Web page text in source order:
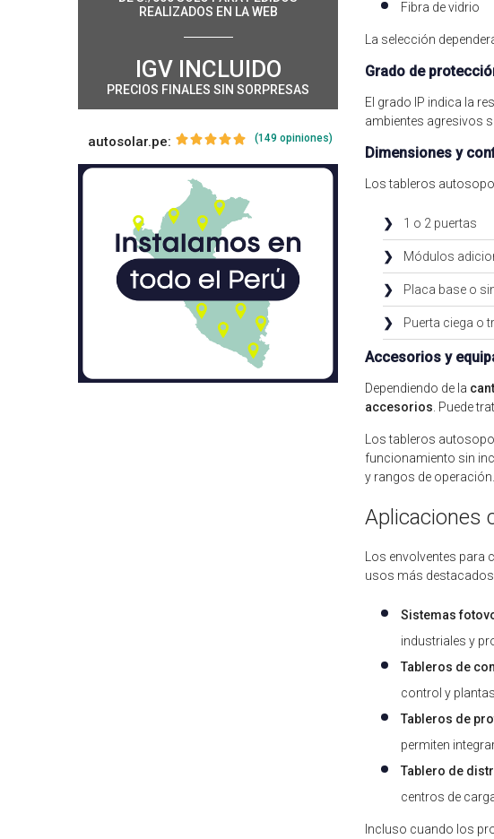
REALIZADOS EN LA WEB
IGV INCLUIDO
PRECIOS FINALES SIN SORPRESAS
autosolar.pe: (149 opiniones)
Fibra de vidrio
La selección
Grado de
El grado IP indica la
ambientes agresivos
Dimensiones y
Los tableros
❯ 1 o 2 puertas
❯ Módulos
❯ Placa base o
❯ Puerta ciega o
Accesorios y
Dependiendo de la
accesorios. Puede
Los tableros
funcionamiento sin
y rangos de operación.
Aplicaciones
Los envolventes para
usos más
Sistemas
industriales y
Tableros de
control y
Tableros de
permiten
Tablero de
centros de
Incluso cuando los